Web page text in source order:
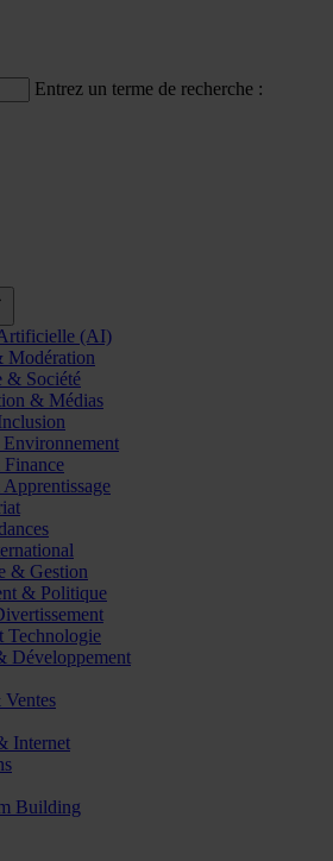
Entrez un terme de recherche :
(AI)
Modération
& Société
& Médias
& Gestion
& Politique
Technologie
Développement
Internet
Building